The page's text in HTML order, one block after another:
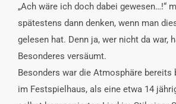
„Ach wäre ich doch dabei gewesen…!“
spätestens dann denken, wenn man
gelesen hat. Denn ja, wer nicht da war,
Besonderes versäumt.
Besonders war die Atmosphäre bereits
im Festspielhaus, als eine etwa 14